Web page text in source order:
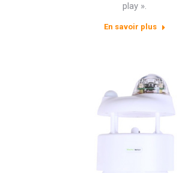
play ».
En savoir plus